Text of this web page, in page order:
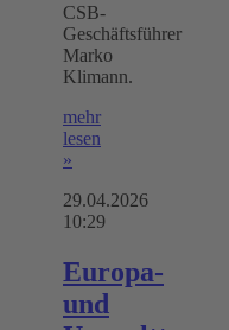
CSB-
Geschäftsführer
Marko
Klimann.
mehr
lesen
»
29.04.2026
10:29
Europa-
und